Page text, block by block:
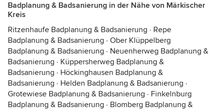
Badplanung & Badsanierung in der Nähe von Märkischer
Kreis
Ritzenhaufe Badplanung & Badsanierung · Repe
Badplanung & Badsanierung · Ober Klüppelberg
Badplanung & Badsanierung · Neuenherweg Badplanung &
Badsanierung · Küppersherweg Badplanung &
Badsanierung · Höckinghausen Badplanung &
Badsanierung · Helden Badplanung & Badsanierung ·
Grotewiese Badplanung & Badsanierung · Finkelnburg
Badplanung & Badsanierung · Blomberg Badplanung &